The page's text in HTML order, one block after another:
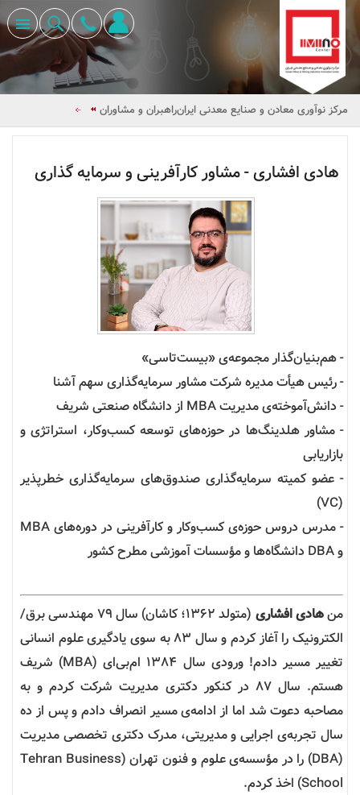
مرکز نوآوری معادن و صنایع معدنی ایرانراهبران و مشاوران
هادی افشاری - مشاور کارآفرینی و سرمایه گذاری
- هم‌بنیان‌گذار مجموعه‌ی «بیست‌تاسی»
- رئیس هیأت مدیره شرکت مشاور سرمایه‌گذاری سهم آشنا
- دانش‌آموخته‌ی مدیریت MBA از دانشگاه صنعتی شریف
- مشاور هلدینگ‌ها در حوزه‌های توسعه کسب‌وکار، استراتژی و
بازاریابی
- عضو کمیته سرمایه‌گذاری صندوق‌های سرمایه‌گذاری خطرپذیر
(VC)
- مدرس دروس حوزه‌ی کسب‌وکار و کارآفرینی در دوره‌های MBA
و DBA دانشگاه‌ها و مؤسسات آموزشی مطرح کشور
منهادی افشاری
(متولد ۱۳۶۲؛ کاشان) سال ۷۹ مهندسی برق/
الکترونیک را آغاز کردم و سال ۸۳ به سوی یادگیری علوم انسانی
تغییر مسیر دادم! ورودی سال ۱۳۸۴ ام‌بی‌ای (MBA) شریف
هستم. سال ۸۷ در کنکور دکتری مدیریت شرکت کردم و به
مصاحبه دعوت شد اما از ادامه‌ی مسیر انصراف دادم و پس از ده
سال تجربه‌ی اجرایی و مدیریتی، مدرک دکتری تخصصی مدیریت
(DBA) را در مؤسسه‌ی علوم و فنون تهران (Tehran Business
School) اخذ کردم.